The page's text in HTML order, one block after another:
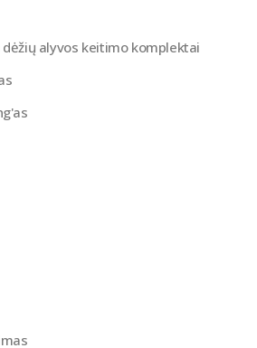
alyvos keitimo komplektai